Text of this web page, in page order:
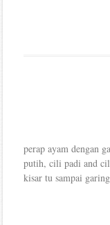
perap ayam dengan
putih, cili padi and
kisar tu sampai